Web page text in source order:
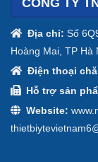
Địa chỉ: Số
Hoàng Mai, TP Hà
Điện thoại
Hỗ trợ sản
Website: